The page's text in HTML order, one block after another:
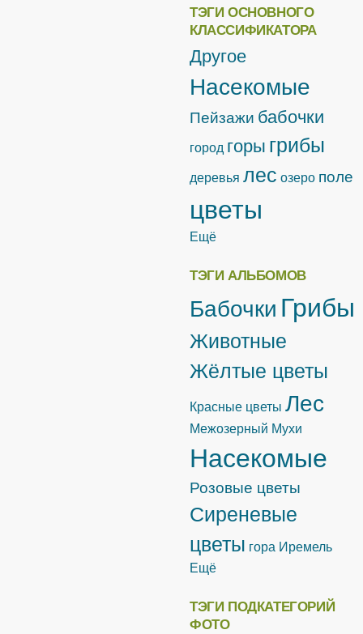
ТЭГИ ОСНОВНОГО
КЛАССИФИКАТОРА
Другое
Насекомые
Пейзажи бабочки
город горыгрибы
деревья лес озеро поле
цветы
Ещё
ТЭГИ АЛЬБОМОВ
БабочкиГрибы
Животные
Жёлтые цветы
Красные цветы Лес
Межозерный Мухи
Насекомые
Розовые цветы
Сиреневые
цветы гора Иремель
Ещё
ТЭГИ ПОДКАТЕГОРИЙ
ФОТО